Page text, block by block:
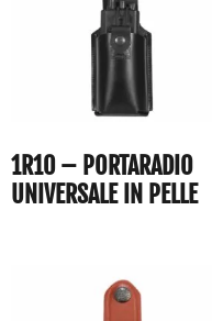
1R10 – PORTARADIO
UNIVERSALE IN PELLE